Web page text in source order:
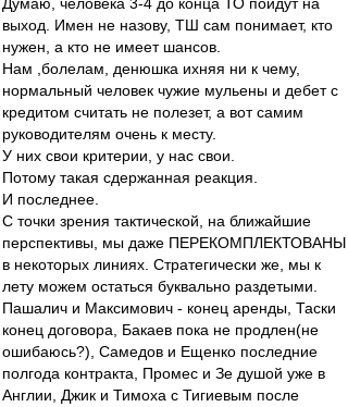
выход. Имен не назову, ТШ сам понимает, кто
нужен, а кто не имеет шансов.
Нам ,болелам, денюшка ихняя ни к чему,
нормальный человек чужие мульены и дебет с
кредитом считать не полезет, а вот самим
руководителям очень к месту.
У них свои критерии, у нас свои.
Потому такая сдержанная реакция.
И последнее.
С точки зрения тактической, на ближайшие
перспективы, мы даже ПЕРЕКОМПЛЕКТОВАНЫ
в некоторых линиях. Стратегически же, мы к
лету можем остаться буквально раздетыми.
Пашалич и Максимович - конец аренды, Таски
конец договора, Бакаев пока не продлен(не
ошибаюсь?), Самедов и Ещенко последние
полгода контракта, Промес и Зе душой уже в
Англии, Джик и Тимоха с Тигиевым после